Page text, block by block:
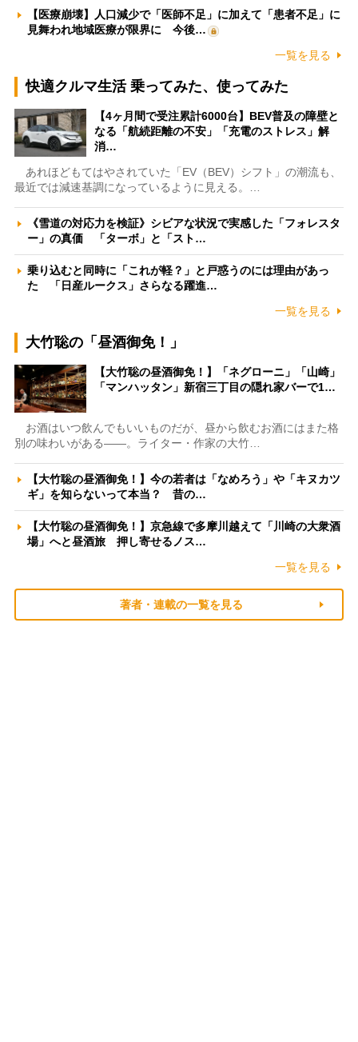
【医療崩壊】人口減少で「医師不足」に加えて「患者不足」に
見舞われ地域医療が限界に 今後…
一覧を見る
快適クルマ生活 乗ってみた、使ってみた
【4ヶ月間で受注累計6000台】BEV普及の障壁と
なる「航続距離の不安」「充電のストレス」解
消…
あれほどもてはやされていた「EV（BEV）シフト」の潮流も、
最近では減速基調になっているように見える。…
《雪道の対応力を検証》シビアな状況で実感した「フォレスタ
ー」の真価 「ターボ」と「スト…
乗り込むと同時に「これが軽？」と戸惑うのには理由があっ
た 「日産ルークス」さらなる躍進…
一覧を見る
大竹聡の「昼酒御免！」
【大竹聡の昼酒御免！】「ネグローニ」「山崎」
「マンハッタン」新宿三丁目の隠れ家バーで1…
お酒はいつ飲んでもいいものだが、昼から飲むお酒にはまた格
別の味わいがある――。ライター・作家の大竹…
【大竹聡の昼酒御免！】今の若者は「なめろう」や「キヌカツ
ギ」を知らないって本当？ 昔の…
【大竹聡の昼酒御免！】京急線で多摩川越えて「川崎の大衆酒
場」へと昼酒旅 押し寄せるノス…
一覧を見る
著者・連載の一覧を見る